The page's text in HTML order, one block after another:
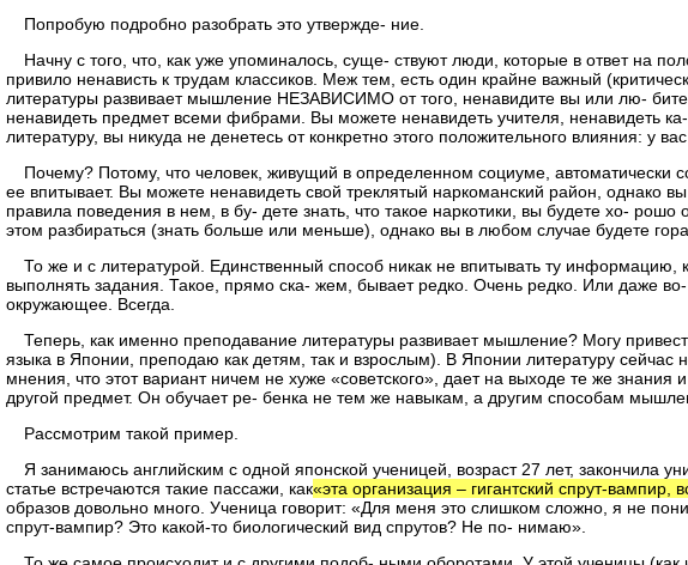
Попробую подробно разобрать это утвержде- ние.
Начну с того, что, как уже упоминалось, суще- ствуют люди, которые в ответ на
привило ненависть к трудам классиков. Меж тем, есть один крайне важный
литературы развивает мышление НЕЗАВИСИМО от того, ненавидите вы или лю- бите
ненавидеть предмет всеми фибрами. Вы можете ненавидеть учителя, ненавидеть
литературу, вы никуда не денетесь от конкретно этого положительного влияния: у
Почему? Потому, что человек, живущий в определенном социуме, автоматически
ее впитывает. Вы можете ненавидеть свой треклятый наркоманский район, однако
правила поведения в нем, в бу- дете знать, что такое наркотики, вы будете хо-
этом разбираться (знать больше или меньше), однако вы в любом случае будете
То же и с литературой. Единственный способ никак не впитывать ту информацию,
выполнять задания. Такое, прямо ска- жем, бывает редко. Очень редко. Или даже
окружающее. Всегда.
Теперь, как именно преподавание литературы развивает мышление? Могу
языка в Японии, преподаю как детям, так и взрослым). В Японии литературу
мнения, что этот вариант ничем не хуже «советского», дает на выходе те же
другой предмет. Он обучает ре- бенка не тем же навыкам, а другим способам
Рассмотрим такой пример.
Я занимаюсь английским с одной японской ученицей, возраст 27 лет,
статье встречаются такие пассажи, как«эта организация – гигантский спрут-
образов довольно много. Ученица говорит: «Для меня это слишком сложно, я не
спрут-вампир? Это какой-то биологический вид спрутов? Не по- нимаю».